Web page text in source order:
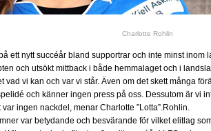
Charlotte Rohlin
ett nytt succéår bland supportrar och inte minst inom
och utsökt mittback i både hemmalaget och i
vad vi kan och var vi står. Även om det skett många
och känner ingen press på oss. Dessutom är vi
ingen nackdel, menar Charlotte ”Lotta”.Rohlin.
var betydande och besvärande för vilket elitlag